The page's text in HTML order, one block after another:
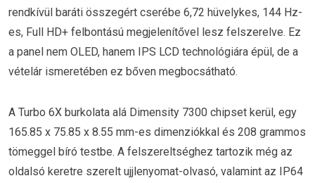
rendkívül baráti összegért cserébe 6,72 hüvelykes, 144 Hz-
es, Full HD+ felbontású megjelenítővel lesz felszerelve. Ez
a panel nem OLED, hanem IPS LCD technológiára épül, de a
vételár ismeretében ez bőven megbocsátható.
A Turbo 6X burkolata alá Dimensity 7300 chipset kerül, egy
165.85 x 75.85 x 8.55 mm-es dimenziókkal és 208 grammos
tömeggel bíró testbe. A felszereltséghez tartozik még az
oldalsó keretre szerelt ujjlenyomat-olvasó, valamint az IP64